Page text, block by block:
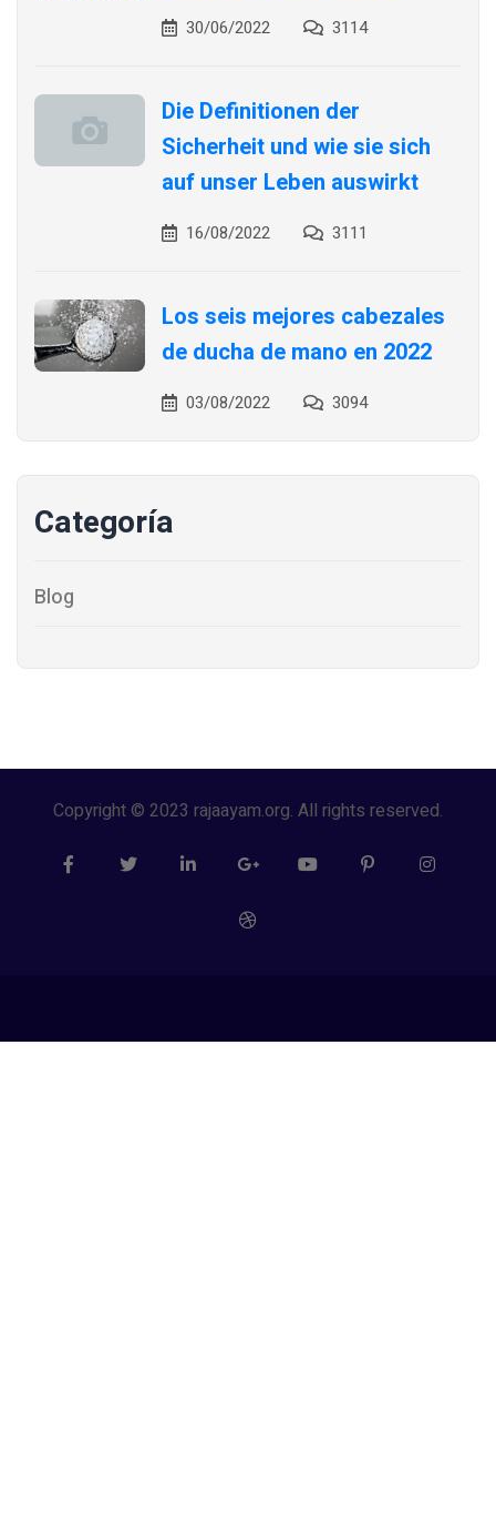
30/06/2022 3114
Die Definitionen der
Sicherheit und wie sie sich
auf unser Leben auswirkt
16/08/2022 3111
Los seis mejores cabezales
de ducha de mano en 2022
03/08/2022 3094
Categoría
Blog
Copyright © 2023 rajaayam.org. All rights reserved.